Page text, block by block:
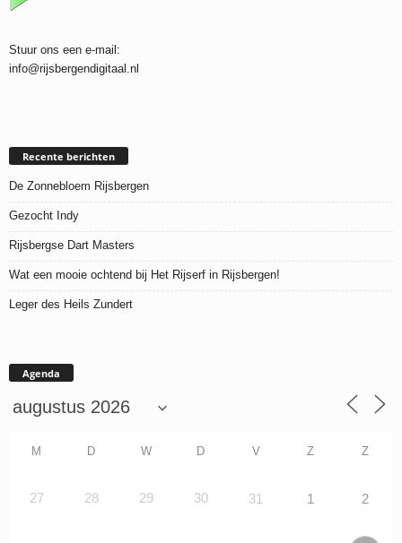
Stuur ons een e-mail:
info@rijsbergendigitaal.nl
Recente berichten
De Zonnebloem Rijsbergen
Gezocht Indy
Rijsbergse Dart Masters
Wat een mooie ochtend bij Het Rijserf in Rijsbergen!
Leger des Heils Zundert
Agenda
M D W D V Z Z
27 28 29 30 31 1 2